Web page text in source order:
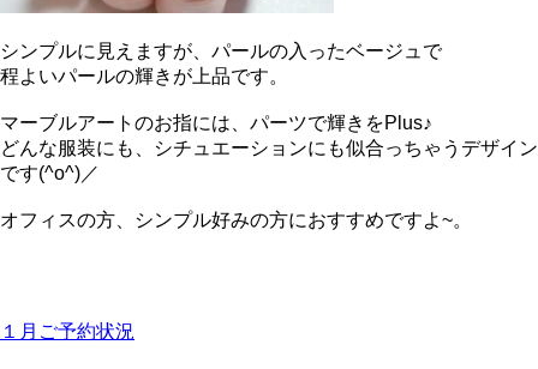
シンプルに見えますが、パールの入ったベージュで
程よいパールの輝きが上品です。
マーブルアートのお指には、パーツで輝きをPlus♪
どんな服装にも、シチュエーションにも似合っちゃうデザイン
です(^o^)／
オフィスの方、シンプル好みの方におすすめですよ~。
１月ご予約状況